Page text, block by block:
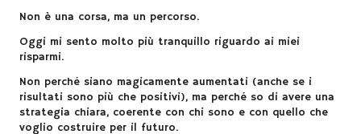
Non è una corsa, ma un percorso.
Oggi mi sento molto più tranquillo riguardo ai miei
risparmi.
Non perché siano magicamente aumentati (anche se i
risultati sono più che positivi), ma perché so di avere una
strategia chiara, coerente con chi sono e con quello che
voglio costruire per il futuro.